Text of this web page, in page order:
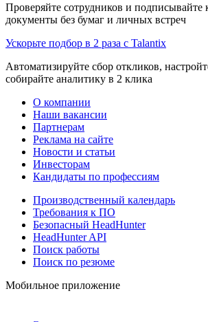
Проверяйте сотрудников и подписывайте
документы без бумаг и личных встреч
Ускорьте подбор в 2 раза с Talantix
Автоматизируйте сбор откликов,
собирайте аналитику в 2 клика
О компании
Наши вакансии
Партнерам
Реклама на сайте
Новости и статьи
Инвесторам
Кандидаты по профессиям
Производственный календарь
Требования к ПО
Безопасный HeadHunter
HeadHunter API
Поиск работы
Поиск по резюме
Мобильное приложение